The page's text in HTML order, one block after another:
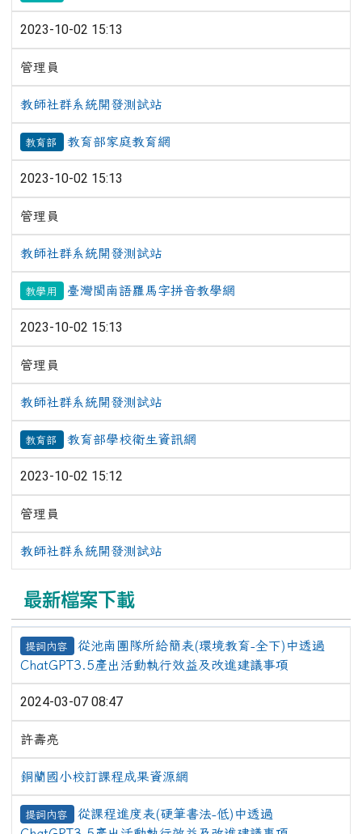
2023-10-02 15:13
管理員
教師社群系統開發測試站
教育部 教育部家庭教育網
2023-10-02 15:13
管理員
教師社群系統開發測試站
教學用 臺灣閩南語羅馬字拼音教學網
2023-10-02 15:13
管理員
教師社群系統開發測試站
教育部 教育部學校衛生資訊網
2023-10-02 15:12
管理員
教師社群系統開發測試站
最新檔案下載
提詞內容
從池南團隊所給簡表(環境教育-全下)中透過
ChatGPT3.5產出活動執行效益及改進建議事項
2024-03-07 08:47
許壽亮
銅蘭國小校訂課程成果資源網
提詞內容
從課程進度表(硬筆書法-低)中透過